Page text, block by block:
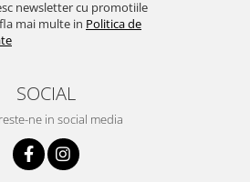
newsletter cu promotiile
mai multe in Politica de
SOCIAL
ne in social media